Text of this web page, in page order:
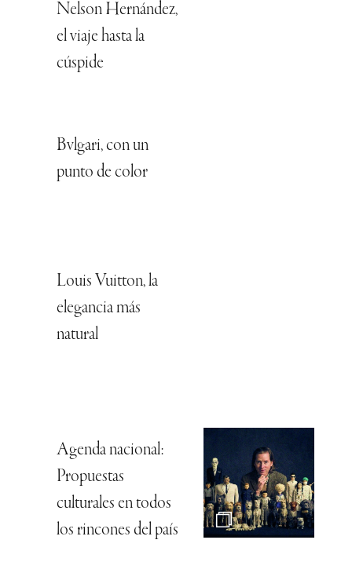
Nelson Hernández,
el viaje hasta la
cúspide
Bvlgari, con un
punto de color
Louis Vuitton, la
elegancia más
natural
Agenda nacional:
Propuestas
culturales en todos
los rincones del país